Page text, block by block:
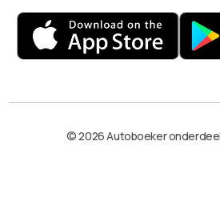
© 2026 Autoboeker onderdeel